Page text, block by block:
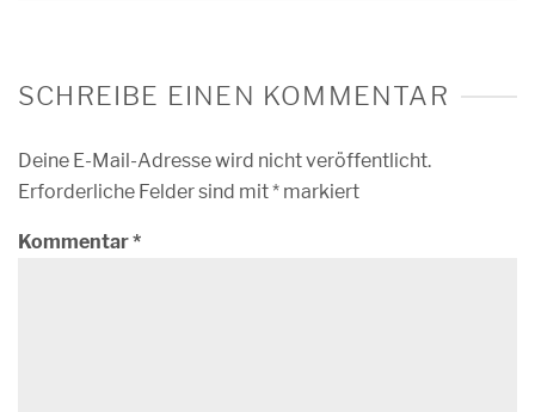
SCHREIBE EINEN KOMMENTAR
Deine E-Mail-Adresse wird nicht veröffentlicht.
Erforderliche Felder sind mit* markiert
Kommentar*